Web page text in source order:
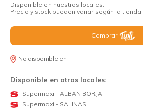
Disponible en nuestros locales.
Precio y stock pueden variar según la tienda.
Comprar
No disponible en:
Disponible en otros locales:
Supermaxi - ALBAN BORJA
Supermaxi - SALINAS